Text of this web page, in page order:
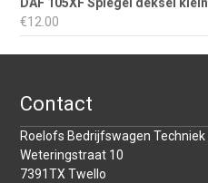
DAF 105XF Spiegel deksel klein
€12.00
Contact
Roelofs Bedrijfswagen Techniek
Weteringstraat 10
7391TX Twello